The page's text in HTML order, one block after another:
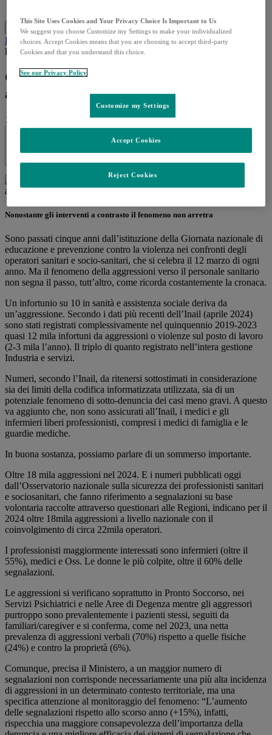
Menu Chiudi
Cerca
Home
Approfondimenti Notizie
Giornata nazionale contro
le aggressioni al personale sanitario
Giornata nazionale contro le aggressioni
al personale sanitario
13.03.2025 Quotidiano Sanità
Share this
Nonostante gli interventi a contrasto il fenomeno non arretra
Sono passati cinque anni dall’istituzione della Giornata nazionale di
educazione e prevenzione contro la violenza nei confronti degli
operatori sanitari e socio-sanitari, che si celebra il 12 marzo di ogni
anno. Ma il fenomeno della aggressioni verso il personale sanitario
non segna il passo, tutt’altro, come ricorda costantemente la cronaca.
Un infortunio su 10 in sanità e assistenza sociale deriva da
un’aggressione. Secondo i dati più recenti dell’Inail (aprile 2024)
sono stati registrati complessivamente nel quinquennio 2019-2023
quasi 12 mila infortuni da aggressioni o violenze sul posto di lavoro
(2-3 mila l’anno). Il triplo di quanto registrato nell’intera gestione
Industria e servizi.
Numeri, secondo l’Inail, da ritenersi sottostimati in considerazione
sia dei limiti della codifica informatizzata utilizzata, sia di un
potenziale fenomeno di sotto-denuncia dei casi meno gravi. A questo
va aggiunto che, non sono assicurati all’Inail, i medici e gli
infermieri liberi professionisti, compresi i medici di famiglia e le
guardie mediche.
In buona sostanza, possiamo parlare di un sommerso importante.
Oltre 18 mila aggressioni nel 2024. E i numeri pubblicati oggi
dall’Osservatorio nazionale sulla sicurezza dei professionisti sanitari
e sociosanitari, che fanno riferimento a segnalazioni su base
volontaria raccolte attraverso questionari alle Regioni, indicano per il
2024 oltre 18mila aggressioni a livello nazionale con il
coinvolgimento di circa 22mila operatori.
I professionisti maggiormente interessati sono infermieri (oltre il
55%), medici e Oss. Le donne le più colpite, oltre il 60% delle
segnalazioni.
Le aggressioni si verificano soprattutto in Pronto Soccorso, nei
Servizi Psichiatrici e nelle Aree di Degenza mentre gli aggressori
purtroppo sono prevalentemente i pazienti stessi, seguiti da
familiari/caregiver e si conferma, come nel 2023, una netta
prevalenza di aggressioni verbali (70%) rispetto a quelle fisiche
(24%) e contro la proprietà (6%).
Comunque, precisa il Ministero, a un maggior numero di
segnalazioni non corrisponde necessariamente una più alta incidenza
di aggressioni in un determinato contesto territoriale, ma una
specifica attenzione al monitoraggio del fenomeno: “L’aumento
delle segnalazioni rispetto allo scorso anno (+15%), infatti,
rispecchia una maggiore consapevolezza dell’importanza della
This Site Uses Cookies and Your Privacy Choice Is Important to Us
We suggest you choose Customize my Settings to make your individualized
choices. Accept Cookies means that you are choosing to accept third-party
Cookies and that you understand this choice.
See our Privacy Policy
Customize my Settings
Reject Cookies
Accept Cookies